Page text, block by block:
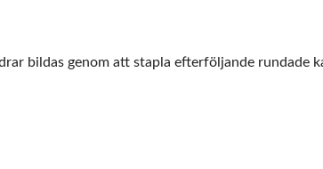
bildas genom att stapla efterföljande rundade